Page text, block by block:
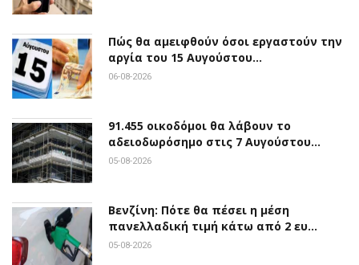
Πώς θα αμειφθούν όσοι εργαστούν την
αργία του 15 Αυγούστου…
06-08-2026
91.455 οικοδόμοι θα λάβουν το
αδειοδωρόσημο στις 7 Αυγούστου…
05-08-2026
Βενζίνη: Πότε θα πέσει η μέση
πανελλαδική τιμή κάτω από 2 ευ…
05-08-2026